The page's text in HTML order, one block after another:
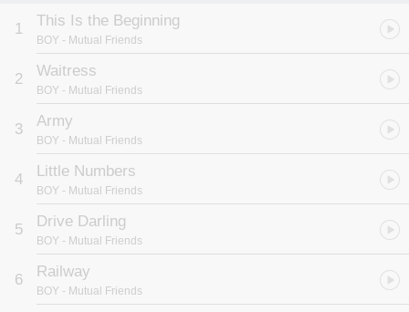
1 This Is the Beginning
BOY - Mutual Friends
2 Waitress
BOY - Mutual Friends
3 Army
BOY - Mutual Friends
4 Little Numbers
BOY - Mutual Friends
5 Drive Darling
BOY - Mutual Friends
6 Railway
BOY - Mutual Friends